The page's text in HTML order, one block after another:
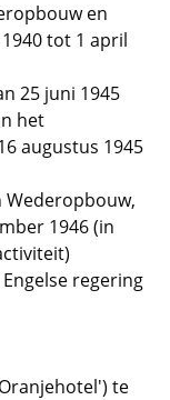
en
tot 1 april
25 juni 1945
het
augustus 1945
Wederopbouw,
1946 (in
regering
te